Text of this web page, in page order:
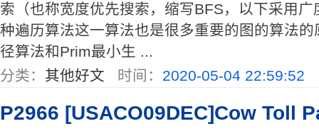
索（也称宽度优先搜索，缩写BFS，以下采用
种遍历算法这一算法也是很多重要的图的算法
径算法和Prim最小生 ...
分类： 其他好文 时间： 2020-05-04 22:59:52
P2966 [USACO09DEC]Cow Toll